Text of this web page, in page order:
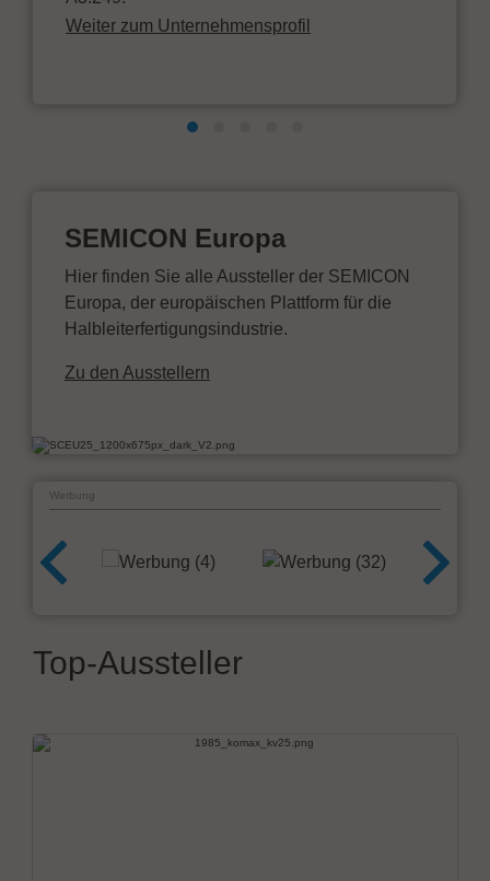
Weiter zum Unternehmensprofil
SEMICON Europa
Hier finden Sie alle Aussteller der SEMICON
Europa, der europäischen Plattform für die
Halbleiterfertigungsindustrie.
Zu den Ausstellern
Werbung
Top-Aussteller